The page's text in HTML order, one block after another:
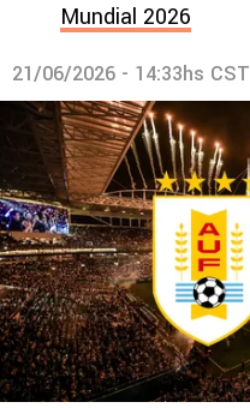
Mundial 2026
21/06/2026 - 14:33hs CST